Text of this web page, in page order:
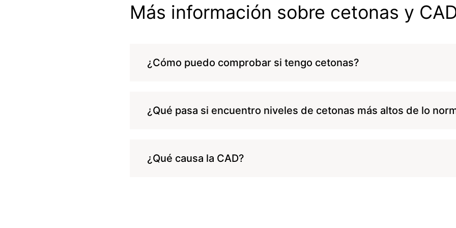
Más información sobre cetonas y
¿Cómo puedo comprobar si tengo cetonas?
¿Qué pasa si encuentro niveles de cetonas más altos de lo
¿Qué causa la CAD?